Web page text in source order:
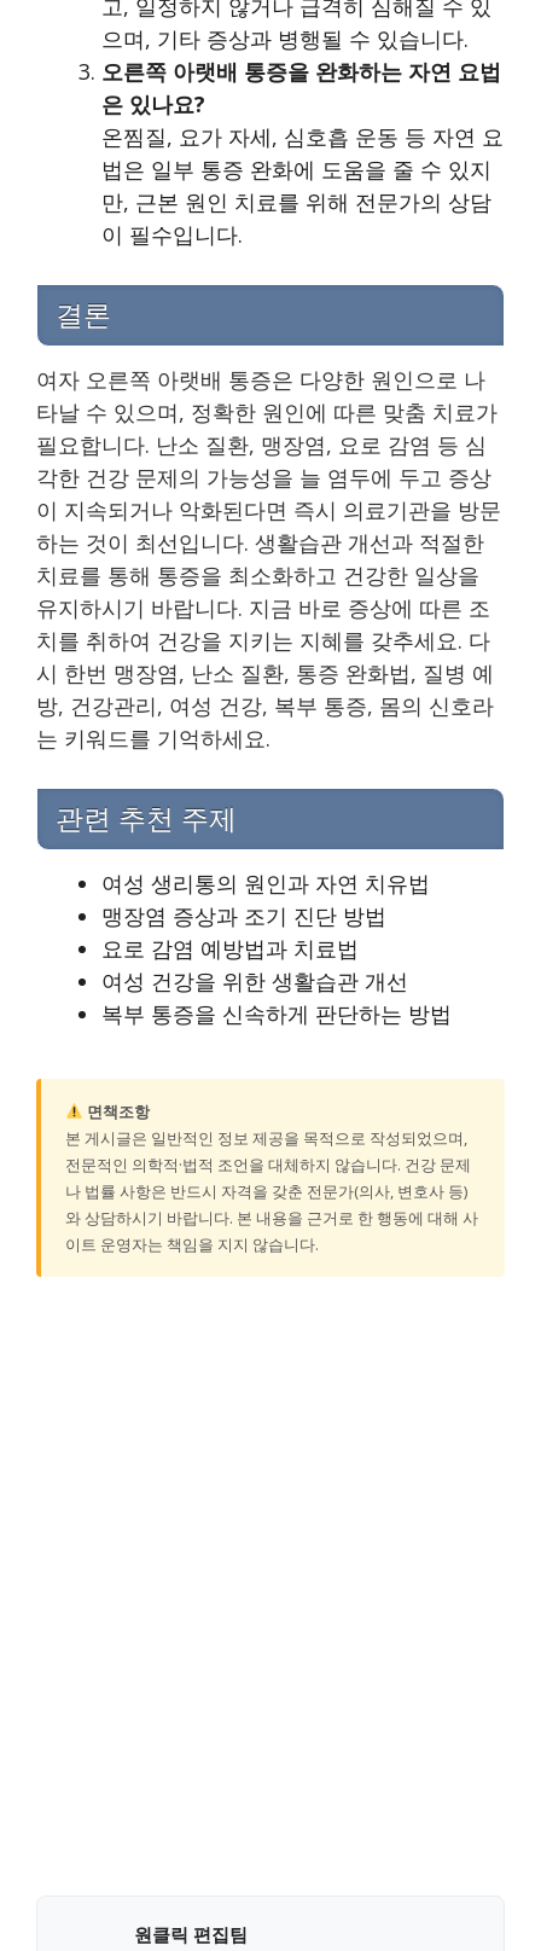
으며, 기타 증상과 병행될 수 있습니다.
오른쪽 아랫배 통증을 완화하는 자연 요법
은 있나요?
온찜질, 요가 자세, 심호흡 운동 등 자연 요
법은 일부 통증 완화에 도움을 줄 수 있지
만, 근본 원인 치료를 위해 전문가의 상담
이 필수입니다.
결론
여자 오른쪽 아랫배 통증은 다양한 원인으로 나
타날 수 있으며, 정확한 원인에 따른 맞춤 치료가
필요합니다. 난소 질환, 맹장염, 요로 감염 등 심
각한 건강 문제의 가능성을 늘 염두에 두고 증상
이 지속되거나 악화된다면 즉시 의료기관을 방문
하는 것이 최선입니다. 생활습관 개선과 적절한
치료를 통해 통증을 최소화하고 건강한 일상을
유지하시기 바랍니다. 지금 바로 증상에 따른 조
치를 취하여 건강을 지키는 지혜를 갖추세요. 다
시 한번 맹장염, 난소 질환, 통증 완화법, 질병 예
방, 건강관리, 여성 건강, 복부 통증, 몸의 신호라
는 키워드를 기억하세요.
관련 추천 주제
여성 생리통의 원인과 자연 치유법
맹장염 증상과 조기 진단 방법
요로 감염 예방법과 치료법
여성 건강을 위한 생활습관 개선
복부 통증을 신속하게 판단하는 방법
면책조항
본 게시글은 일반적인 정보 제공을 목적으로 작성되었으며,
전문적인 의학적·법적 조언을 대체하지 않습니다. 건강 문제
나 법률 사항은 반드시 자격을 갖춘 전문가(의사, 변호사 등)
와 상담하시기 바랍니다. 본 내용을 근거로 한 행동에 대해 사
이트 운영자는 책임을 지지 않습니다.
원클릭 편집팀